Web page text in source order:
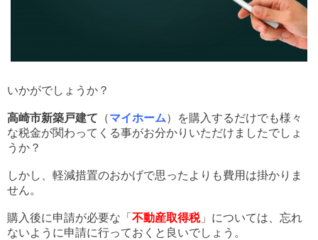
いかがでしょうか？
高崎市新築戸建て （マイホーム）を購入するだけでも様々
な税金が関わってくる事がお分かりいただけましたでしょ
うか？
しかし、軽減措置のおかげで思ったよりも費用は掛かりま
せん。
購入後に申請が必要な「 不動産取得税」については、忘れ
ないように申請に行っておくと良いでしょう。